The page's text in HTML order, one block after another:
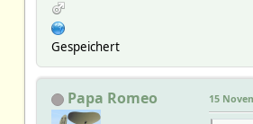
Gespeichert
Papa Romeo 15